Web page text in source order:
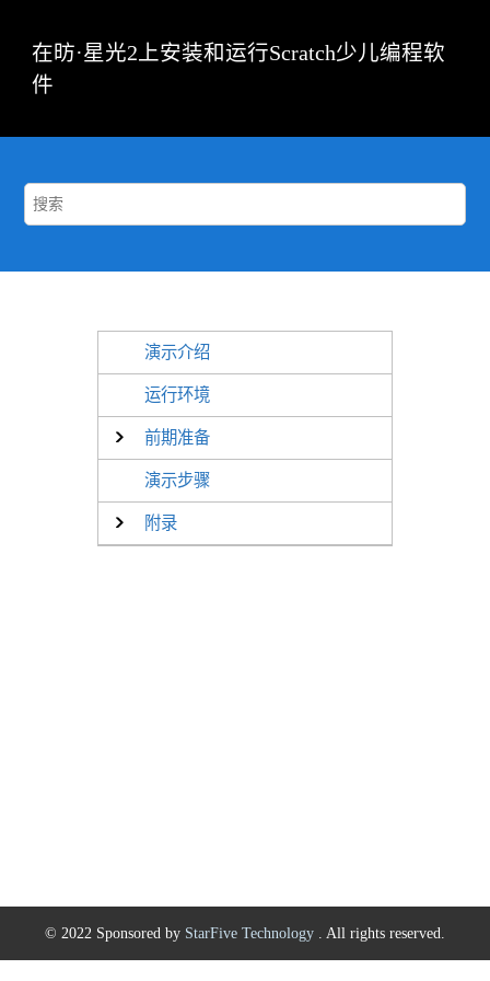
在昉·星光2上安装和运行Scratch少儿编程软
件
演示介绍
运行环境
前期准备
演示步骤
附录
© 2022 Sponsored by StarFive Technology . All rights reserved.